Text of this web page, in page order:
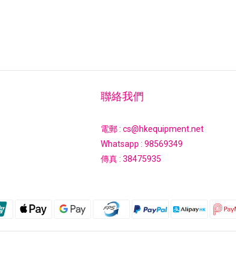
聯絡我們
電郵 : cs@hkequipment.net
Whatsapp : 98569349
傳真 : 38475935